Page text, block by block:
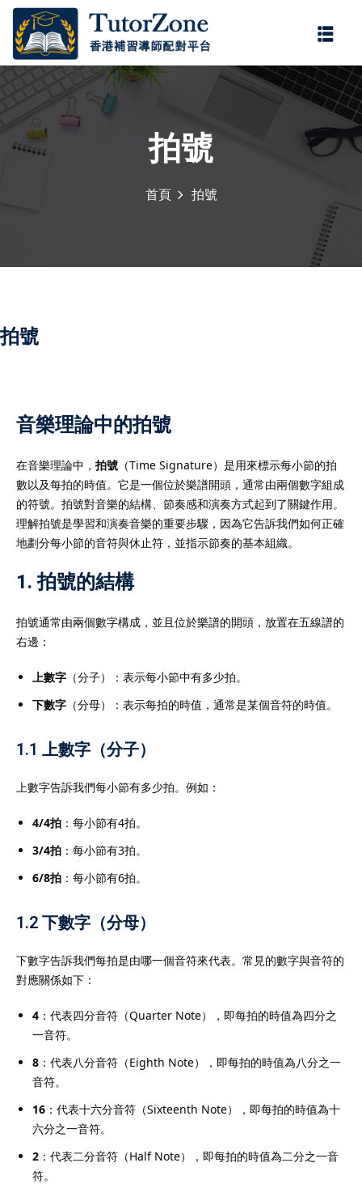
拍號
首頁 拍號
拍號
音樂理論中的拍號
在音樂理論中， 拍號 （Time Signature）是用來標示每小節的拍
數以及每拍的時值。它是一個位於樂譜開頭，通常由兩個數字組成
的符號。拍號對音樂的結構、節奏感和演奏方式起到了關鍵作用。
理解拍號是學習和演奏音樂的重要步驟，因為它告訴我們如何正確
地劃分每小節的音符與休止符，並指示節奏的基本組織。
1. 拍號的結構
拍號通常由兩個數字構成，並且位於樂譜的開頭，放置在五線譜的
右邊：
上數字 （分子）：表示每小節中有多少拍。
下數字 （分母）：表示每拍的時值，通常是某個音符的時值。
1.1 上數字（分子）
上數字告訴我們每小節有多少拍。例如：
4/4拍 ：每小節有4拍。
3/4拍 ：每小節有3拍。
6/8拍 ：每小節有6拍。
1.2 下數字（分母）
下數字告訴我們每拍是由哪一個音符來代表。常見的數字與音符的
對應關係如下：
4 ：代表四分音符（Quarter Note），即每拍的時值為四分之
一音符。
8 ：代表八分音符（Eighth Note），即每拍的時值為八分之一
音符。
16 ：代表十六分音符（Sixteenth Note），即每拍的時值為十
六分之一音符。
2 ：代表二分音符（Half Note），即每拍的時值為二分之一音
符。
登錄